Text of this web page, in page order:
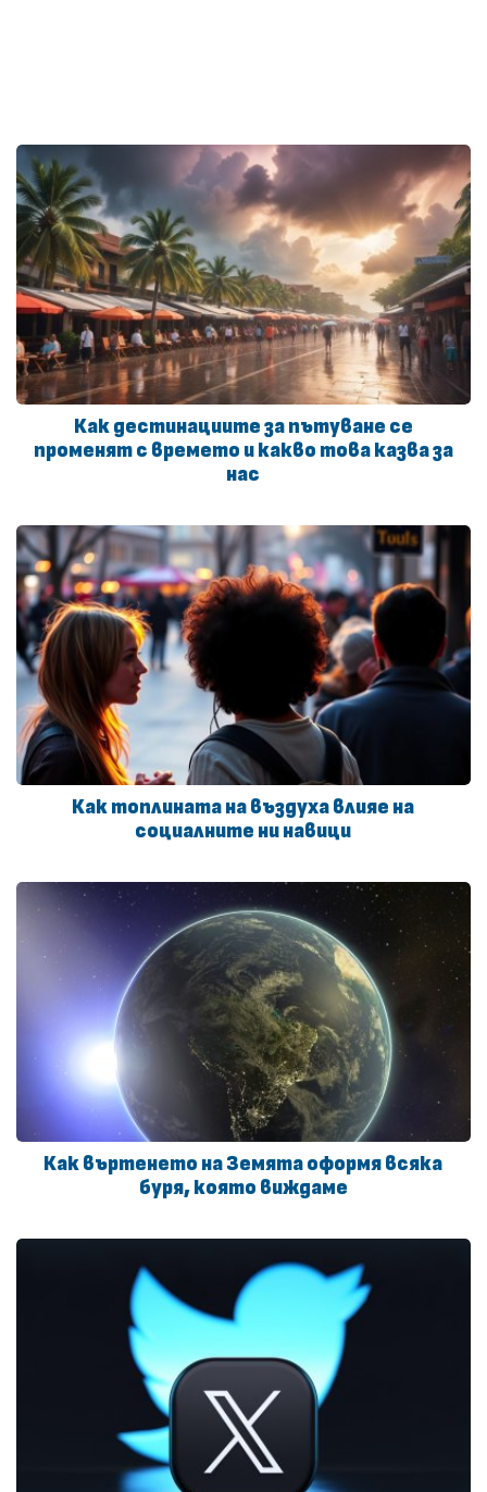
Как дестинациите за пътуване се
променят с времето и какво това казва за
нас
Как топлината на въздуха влияе на
социалните ни навици
Как въртенето на Земята оформя всяка
буря, която виждаме